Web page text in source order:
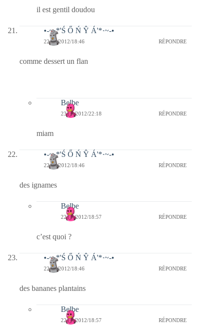
il est gentil doudou
•-~·*'Ś Ő Ń Ŷ Á'*·~-•
22/01/2012/18:46 RÉPONDRE
comme dessert un flan
Belbe
23/01/2012/22:18 RÉPONDRE
miam
•-~·*'Ś Ő Ń Ŷ Á'*·~-•
22/01/2012/18:46 RÉPONDRE
des ignames
Belbe
22/01/2012/18:57 RÉPONDRE
c’est quoi ?
•-~·*'Ś Ő Ń Ŷ Á'*·~-•
22/01/2012/18:46 RÉPONDRE
des bananes plantains
Belbe
22/01/2012/18:57 RÉPONDRE